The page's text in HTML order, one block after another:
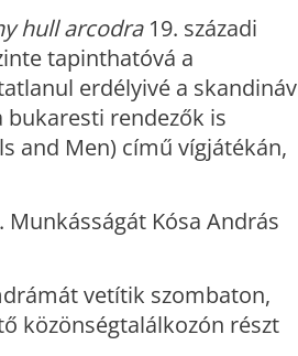
hull arcodra19. századi
tapinthatóvá a
erdélyivé a skandináv
bukaresti rendezők is
and Men) című vígjátékán,
Kósa András
vetítik szombaton,
közönségtalálkozón részt